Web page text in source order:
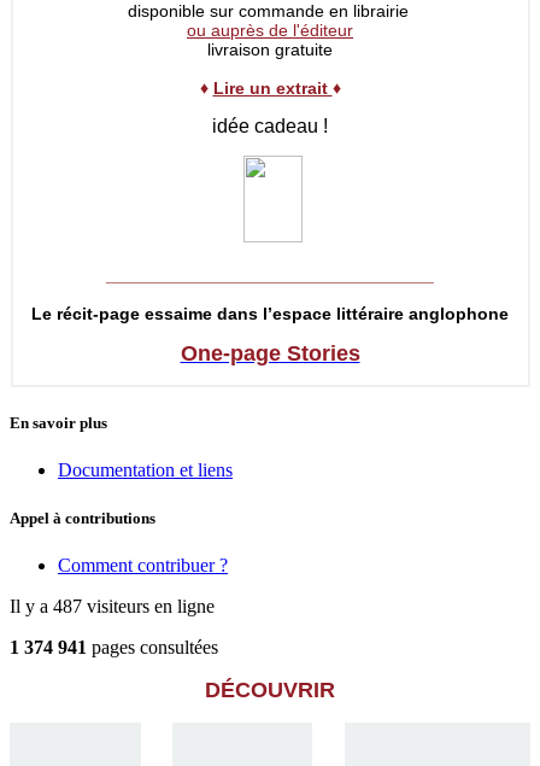
disponible sur commande en librairie
ou auprès de l'éditeur
livraison gratuite
♦ Lire un extrait ♦
idée cadeau !
Le récit-page essaime dans l’espace littéraire anglophone
One-page Stories
En savoir plus
Documentation et liens
Appel à contributions
Comment contribuer ?
Il y a 487 visiteurs en ligne
1 374 941 pages consultées
DÉCOUVRIR